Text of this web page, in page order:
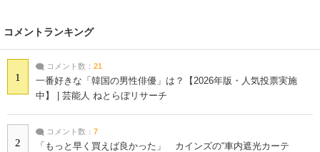
コメントランキング
1
コメント数： 21
一番好きな「韓国の男性俳優」は？【2026年版・人気投票実施
中】 | 芸能人 ねとらぼリサーチ
2
コメント数： 7
「もっと早く買えば良かった」 カインズの“車内遮光カーテ